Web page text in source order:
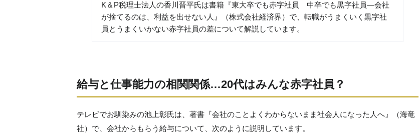
K＆P税理士法人の香川晋平氏は書籍『東大卒でも赤字社員 中卒でも黒字社員―会社
が捨てるのは、利益を出せない人』（株式会社経済界）で、転職がうまくいく黒字社
員とうまくいかない赤字社員の差について解説しています。
給与と仕事能力の相関関係…20代はみんな赤字社員？
テレビでお馴染みの池上彰氏は、著書『会社のことよくわからないまま社会人になった人へ』（海竜
社）で、会社からもらう給与について、次のように説明しています。